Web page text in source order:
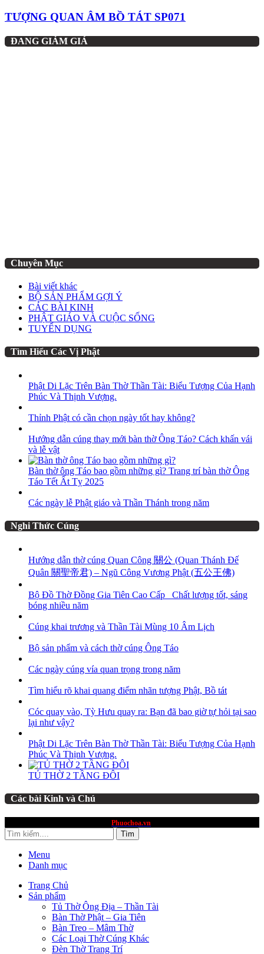
TƯỢNG QUAN ÂM BỒ TÁT SP071
ĐANG GIẢM GIÁ
Chuyên Mục
Bài viết khác
BỘ SẢN PHẨM GỢI Ý
CÁC BÀI KINH
PHẬT GIÁO VÀ CUỘC SỐNG
TUYỂN DỤNG
Tìm Hiểu Các Vị Phật
Phật Di Lặc Trên Bàn Thờ Thần Tài: Biểu Tượng Của Hạnh
Phúc Và Thịnh Vượng.
Thỉnh Phật có cần chọn ngày tốt hay không?
Hướng dẫn cúng thay mới bàn thờ Ông Táo? Cách khấn vái
và lễ vật
Bàn thờ ông Táo bao gồm những gì? Trang trí bàn thờ Ông
Táo Tết Ất Tỵ 2025
Các ngày lễ Phật giáo và Thần Thánh trong năm
Nghi Thức Cúng
Hướng dẫn thờ cúng Quan Công 關公 (Quan Thánh Đế
Quân 關聖帝君) – Ngũ Công Vương Phật (五公王佛)
Bộ Đồ Thờ Đồng Gia Tiên Cao Cấp_ Chất lượng tốt, sáng
bóng nhiều năm
Cúng khai trương và Thần Tài Mùng 10 Âm Lịch
Bộ sản phẩm và cách thờ cúng Ông Táo
Các ngày cúng vía quan trọng trong năm
Tìm hiểu rõ khai quang điểm nhãn tượng Phật, Bồ tát
Cóc quay vào, Tỳ Hưu quay ra: Bạn đã bao giờ tự hỏi tại sao
lại như vậy?
Phật Di Lặc Trên Bàn Thờ Thần Tài: Biểu Tượng Của Hạnh
Phúc Và Thịnh Vượng.
TỦ THỜ 2 TẦNG ĐÔI
Các bài Kinh và Chú
Phuochoa.vn
Tìm
Menu
Danh mục
Trang Chủ
Sản phẩm
Tủ Thờ Ông Địa – Thần Tài
Bàn Thờ Phật – Gia Tiên
Bàn Treo – Mâm Thờ
Các Loại Thờ Cúng Khác
Đèn Thờ Trang Trí